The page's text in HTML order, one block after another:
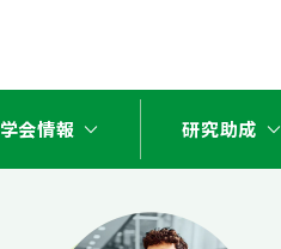
学会情報 stat_minus_1 研究助成 stat_minus_1